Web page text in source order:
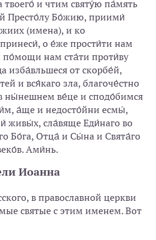
твоего́ и чтим святу́ю па́мять
Престо́лу Бо́жию, приими́
(имена), и ко
о е́же прости́ти нам
по́мощи нам ста́ти проти́ву
изба́вльшеся от скорбе́й,
и вся́каго зла, благоче́стно
ны́нешнем ве́це и сподо́бимся
а́ще и недосто́йни есмы́,
живы́х, сла́вяще Еди́наго во
Бо́га, Отца́ и Сы́на и Свята́го
Ами́нь.
Иоанна
в православной церкви
святые с этим именем. Вот